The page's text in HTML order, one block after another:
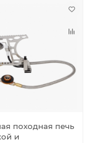
походная печь
и